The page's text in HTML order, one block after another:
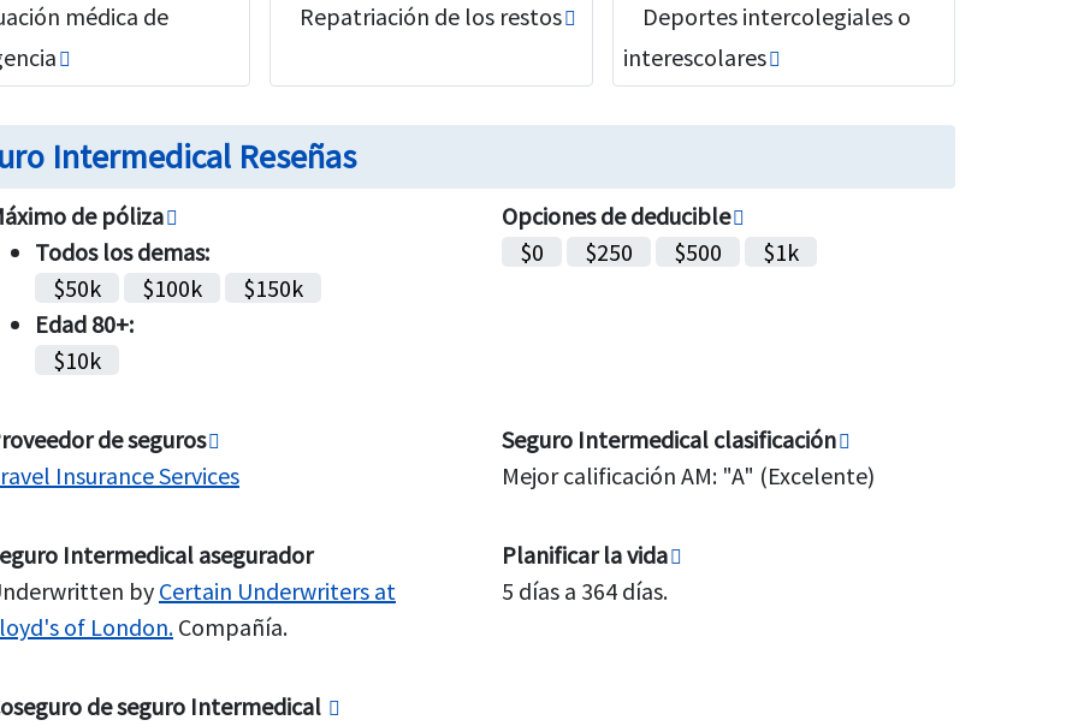
médica de
Repatriación de los restos
Deportes intercolegiales o
interescolares
Intermedical Reseñas
de póliza
Todos los demas:
$50k
$100k
$150k
Edad 80+:
$10k
Opciones de deducible
$0
$250 $500 $1k
de seguros
Insurance Services
Seguro Intermedical clasificación
Mejor calificación AM: "A" (Excelente)
Intermedical asegurador
byCertain Underwriters at
of London.Compañía.
Planificar la vida
5 días a 364 días.
de seguro Intermedical